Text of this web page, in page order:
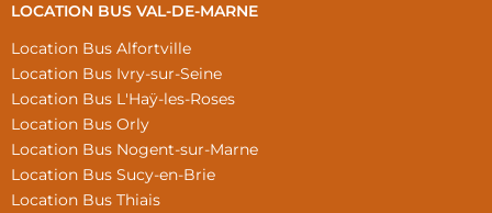
LOCATION BUS VAL-DE-MARNE
Location Bus Alfortville
Location Bus Ivry-sur-Seine
Location Bus L'Haÿ-les-Roses
Location Bus Orly
Location Bus Nogent-sur-Marne
Location Bus Sucy-en-Brie
Location Bus Thiais